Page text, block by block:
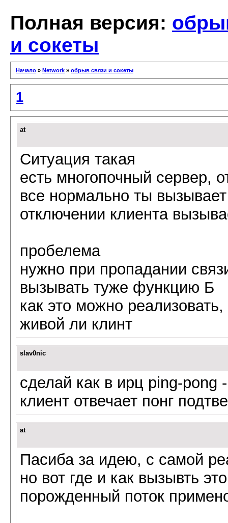
Полная версия:
и сокеты
Начало » Network » обрыв связи и сокеты
1
at
Ситуация такая
есть многопочный сервер,
все нормально ты
отключении клиента
пробелема
нужно при пропадании
вызывать туже функцию Б
как это можно
живой ли клинт
slav0nic
сделай как в ирц ping-pong
клиент отвечает понг
at
Пасиба за идею, с самой
но вот где и как вызывть
порожденный поток